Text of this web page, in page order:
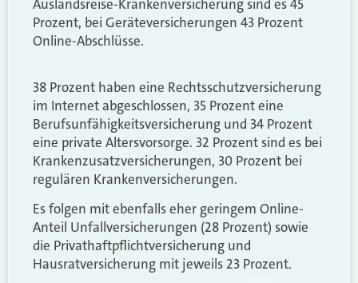
Auslandsreise-Krankenversicherung sind es 45
Prozent, bei Geräteversicherungen 43 Prozent
Online-Abschlüsse.
38 Prozent haben eine Rechtsschutzversicherung
im Internet abgeschlossen, 35 Prozent eine
Berufsunfähigkeitsversicherung und 34 Prozent
eine private Altersvorsorge. 32 Prozent sind es bei
Krankenzusatzversicherungen, 30 Prozent bei
regulären Krankenversicherungen.
Es folgen mit ebenfalls eher geringem Online-
Anteil Unfallversicherungen (28 Prozent) sowie
die Privathaftpflichtversicherung und
Hausratversicherung mit jeweils 23 Prozent.